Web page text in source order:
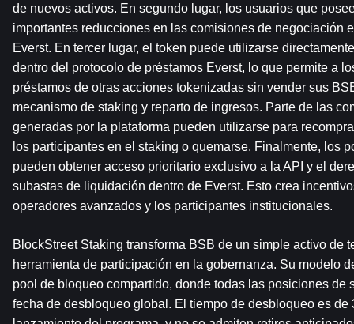
de nuevos activos. En segundo lugar, los usuarios que
importantes reducciones en las comisiones de negociación
Everst. En tercer lugar, el token puede utilizarse
dentro del protocolo de préstamos Everst, lo que permite a
préstamos de otras acciones tokenizadas sin vender sus
mecanismo de staking y reparto de ingresos. Parte de las
generadas por la plataforma pueden utilizarse para
los participantes en el staking o quemarse. Finalmente, los
pueden obtener acceso prioritario exclusivo a la API y el
subastas de liquidación dentro de Everst. Esto crea
operadores avanzados y los participantes institucionales.
BlockStreet Staking transforma BSB de un simple activo de
herramienta de participación en la gobernanza. Su modelo
pool de bloqueo compartido, donde todas las posiciones de
fecha de desbloqueo global. El tiempo de desbloqueo es de